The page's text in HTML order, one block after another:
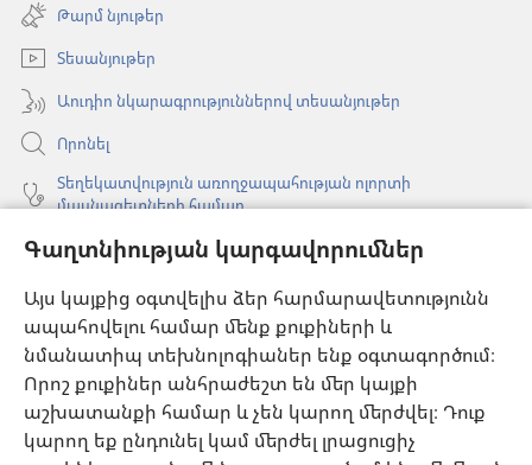
Գաղտնիության կարգավորումներ
Այս կայքից օգտվելիս ձեր հարմարավետությունն
ապահովելու համար մենք քուքիների և
նմանատիպ տեխնոլոգիաներ ենք օգտագործում։
Որոշ քուքիներ անհրաժեշտ են մեր կայքի
աշխատանքի համար և չեն կարող մերժվել։ Դուք
կարող եք ընդունել կամ մերժել լրացուցիչ
նոր
պատուհան)
Թարմ նյութեր
Տեսանյութեր
Աուդիո նկարագրություններով տեսանյութեր
Որոնել
Տեղեկատվություն առողջապահության ոլորտի
մասնագետների համար
Գլոբալ հաղորդակցություն
Օգնություն
Նվիրատվություններ
(բացվում
է
նոր
պատուհան)
Դիտարանի ՕՆԼԱՅՆ ԳՐԱԴԱՐԱՆ
(բացվում
է